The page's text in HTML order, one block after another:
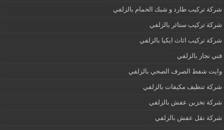
شركة تركيب طارد و شبك الحمام بالزلفي
شركة تركيب ستائر بالزلفي
شركة تركيب اثاث ايكيا بالزلفي
فني نجار بالزلفي
وايت شفط الصرف الصحي بالزلفي
شركة تنظيف مكيفات بالزلفي
شركة تخزين عفش بالزلفي
شركة نقل عفش بالزلفي